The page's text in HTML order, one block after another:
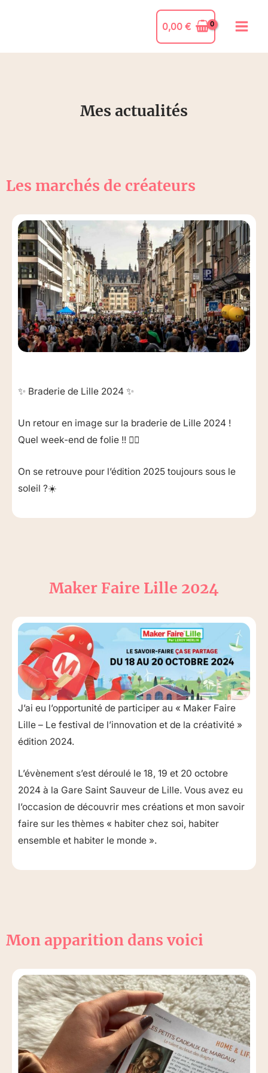
0,00€
Mes actualités
Les marchés de créateurs
✨ Braderie de Lille 2024 ✨
Un retour en image sur la braderie de Lille 2024 !
Quel week-end de folie !! ❤️‍🔥
On se retrouve pour l’édition 2025 toujours sous le
soleil ?☀️
Maker Faire Lille 2024
J’ai eu l’opportunité de participer au « Maker Faire
Lille – Le festival de l’innovation et de la créativité »
édition 2024.
L’évènement s’est déroulé le 18, 19 et 20 octobre
2024 à la Gare Saint Sauveur de Lille. Vous avez eu
l’occasion de découvrir mes créations et mon savoir
faire sur les thèmes « habiter chez soi, habiter
ensemble et habiter le monde ».
Mon apparition dans voici